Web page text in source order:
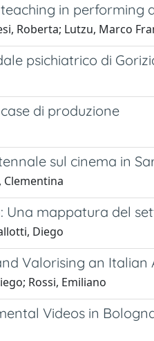
in performing
Roberta; Lutzu, Marco
psichiatrico di
di produzione
sul cinema in
Clementina
Una mappatura del
Diego
Valorising an
Rossi, Emiliano
Videos in